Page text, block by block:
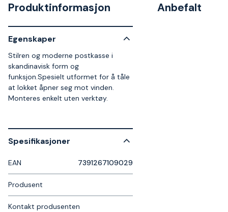
Produktinformasjon
Egenskaper
Stilren og moderne postkasse i
skandinavisk form og
funksjon.Spesielt utformet for å tåle
at lokket åpner seg mot vinden.
Monteres enkelt uten verktøy.
Spesifikasjoner
EAN 7391267109029
Produsent
Kontakt produsenten
Anbefalt